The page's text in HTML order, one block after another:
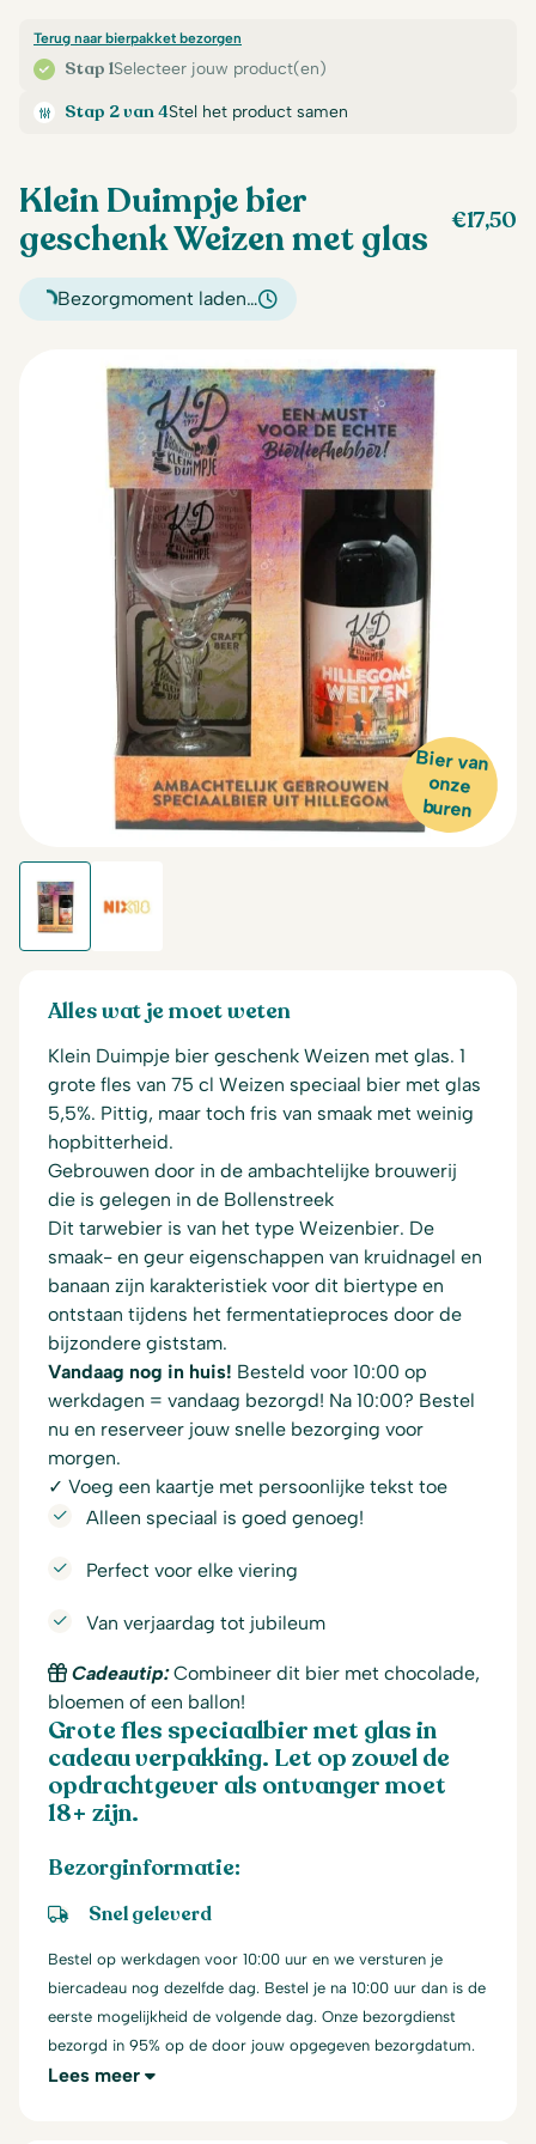
Stap 1Selecteer jouw product(en)
Terug naar bierpakket bezorgen
Stap 2 van 4Stel het product samen
Klein Duimpje bier
geschenk Weizen met glas
€17,50
Bezorgmoment laden…
Bier van
onze
buren
Alles wat je moet weten
Klein Duimpje bier geschenk Weizen met glas. 1
grote fles van 75 cl Weizen speciaal bier met glas
5,5%. Pittig, maar toch fris van smaak met weinig
hopbitterheid.
Gebrouwen door in de ambachtelijke brouwerij
die is gelegen in de Bollenstreek
Dit tarwebier is van het type Weizenbier. De
smaak- en geur eigenschappen van kruidnagel en
banaan zijn karakteristiek voor dit biertype en
ontstaan tijdens het fermentatieproces door de
bijzondere giststam.
Vandaag nog in huis! Besteld voor 10:00 op
werkdagen = vandaag bezorgd! Na 10:00? Bestel
nu en reserveer jouw snelle bezorging voor
morgen.
✓ Voeg een kaartje met persoonlijke tekst toe
Alleen speciaal is goed genoeg!
Perfect voor elke viering
Van verjaardag tot jubileum
Cadeautip:Combineer dit bier met chocolade,
bloemen of een ballon!
Grote fles speciaalbier met glas in
cadeau verpakking. Let op zowel de
opdrachtgever als ontvanger moet
18+ zijn.
Bezorginformatie:
Snel geleverd
Bestel op werkdagen voor 10:00 uur en we versturen je
biercadeau nog dezelfde dag. Bestel je na 10:00 uur dan is de
eerste mogelijkheid de volgende dag. Onze bezorgdienst
bezorgd in 95% op de door jouw opgegeven bezorgdatum.
Lees meer